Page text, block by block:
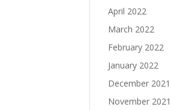
April 2022
March 2022
February 2022
January 2022
December 2021
November 2021